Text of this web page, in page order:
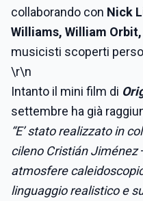
collaborando con Nick
Williams, William Orbit,
musicisti scoperti
\r\n
Intanto il mini film di
settembre ha già
“E’ stato realizzato in
cileno Cristián Jiménez
atmosfere
linguaggio realistico e